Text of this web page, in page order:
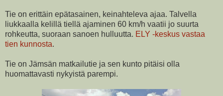
Tie on erittäin epätasainen, keinahteleva ajaa. Talvella
liukkaalla kelillä tiellä ajaminen 60 km/h vaatii jo suurta
rohkeutta, suoraan sanoen hulluutta. ELY -keskus vastaa
tien kunnosta.
Tie on Jämsän matkailutie ja sen kunto pitäisi olla
huomattavasti nykyistä parempi.